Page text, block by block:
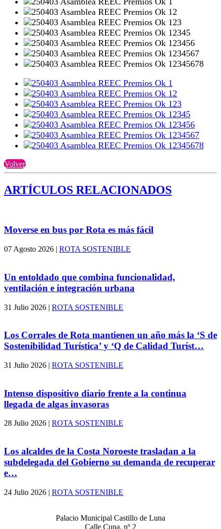
Volver
ARTÍCULOS RELACIONADOS
Moverse en bus por Rota es más fácil
07 Agosto 2026 | ROTA SOSTENIBLE
Un entoldado que combina funcionalidad,
ventilación e integración urbana
31 Julio 2026 | ROTA SOSTENIBLE
Los Corrales de Rota mantienen un año más la ‘S de
Sostenibilidad Turística’ y ‘Q de Calidad Turíst…
31 Julio 2026 | ROTA SOSTENIBLE
Intenso dispositivo diario frente a la continua
llegada de algas invasoras
28 Julio 2026 | ROTA SOSTENIBLE
Los alcaldes de la Costa Noroeste trasladan a la
subdelegada del Gobierno su demanda de recuperar
e…
24 Julio 2026 | ROTA SOSTENIBLE
Palacio Municipal Castillo de Luna
Calle Cuna, nº 2